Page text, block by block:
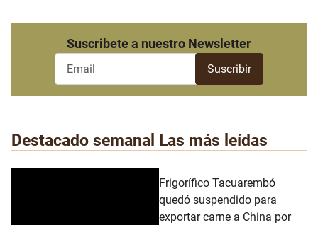
Suscribete a nuestro Newsletter
Destacado semanal Las más leídas
Frigorífico Tacuarembó
quedó suspendido para
exportar carne a China por